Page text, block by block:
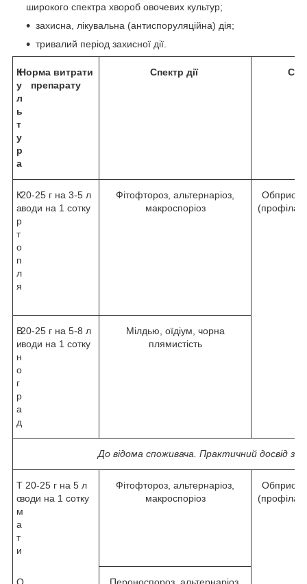
широкого спектра хвороб овочевих культур;
захисна, лікувальна (антиспоруляційна) дія;
тривалий період захисної дії.
К
у
л
ь
т
у
р
а
Норма витрати
препарату
Спектр дії
К
а
р
т
о
п
л
я
20-25 г на 3-5 л
води на 1 сотку
Фітофтороз, альтернаріоз,
макроспоріоз
В
и
н
о
г
р
а
д
20-25 г на 5-8 л
води на 1 сотку
Мілдью, оїдіум, чорна
плямистість
До відома споживача. Практичний досвід
Т
о
м
а
т
и
20-25 г на 5 л
води на 1 сотку
Фітофтороз, альтернаріоз,
макроспоріоз